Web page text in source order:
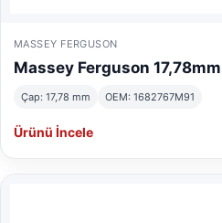
MASSEY FERGUSON
Massey Ferguson
Çap: 17,78 mm OEM: 1682767M91
Ürünü İncele